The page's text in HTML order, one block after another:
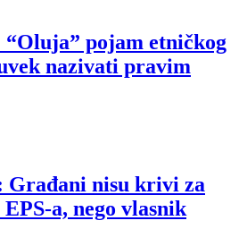
“Oluja” pojam etničkog
nazivati pravim
nisu krivi za
a, nego vlasnik